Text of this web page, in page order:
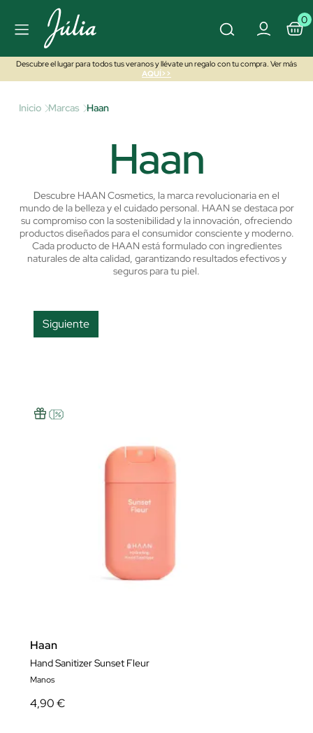
0
Descubre el lugar para todos tus veranos y llévate un regalo con tu compra. Ver más
AQUÍ>>
Inicio Marcas Haan
Haan
Descubre HAAN Cosmetics, la marca revolucionaria en el
mundo de la belleza y el cuidado personal. HAAN se destaca por
su compromiso con la sostenibilidad y la innovación, ofreciendo
productos diseñados para el consumidor consciente y moderno.
Cada producto de HAAN está formulado con ingredientes
naturales de alta calidad, garantizando resultados efectivos y
seguros para tu piel.
Siguiente
Haan
Hand Sanitizer Sunset Fleur
Manos
4,90 €